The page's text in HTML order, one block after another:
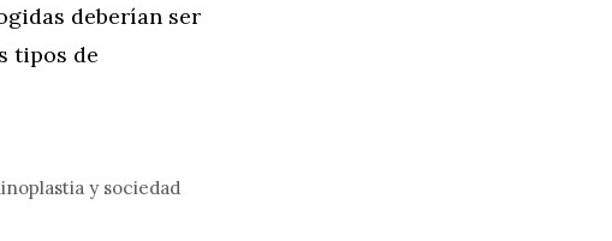
deberían ser
tipos de
y sociedad